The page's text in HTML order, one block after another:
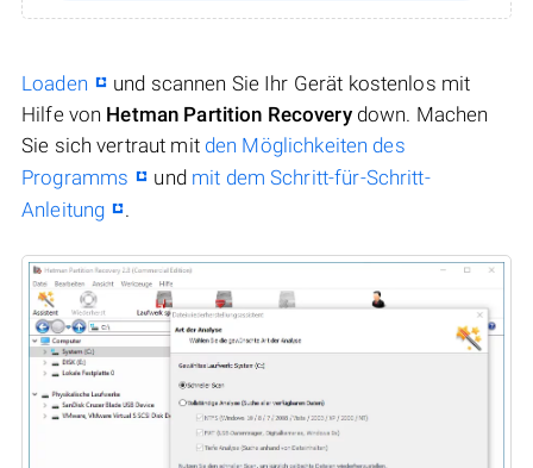
Loaden
und scannen Sie Ihr Gerät kostenlos mit
Hilfe von Hetman Partition Recoverydown. Machen
Sie sich vertraut mit den Möglichkeiten des
Programms
und mit dem Schritt-für-Schritt-
Anleitung
.